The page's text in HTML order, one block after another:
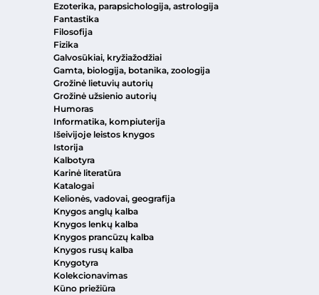
Ezoterika, parapsichologija, astrologija
Fantastika
Filosofija
Fizika
Galvosūkiai, kryžiažodžiai
Gamta, biologija, botanika, zoologija
Grožinė lietuvių autorių
Grožinė užsienio autorių
Humoras
Informatika, kompiuterija
Išeivijoje leistos knygos
Istorija
Kalbotyra
Karinė literatūra
Katalogai
Kelionės, vadovai, geografija
Knygos anglų kalba
Knygos lenkų kalba
Knygos prancūzų kalba
Knygos rusų kalba
Knygotyra
Kolekcionavimas
Kūno priežiūra